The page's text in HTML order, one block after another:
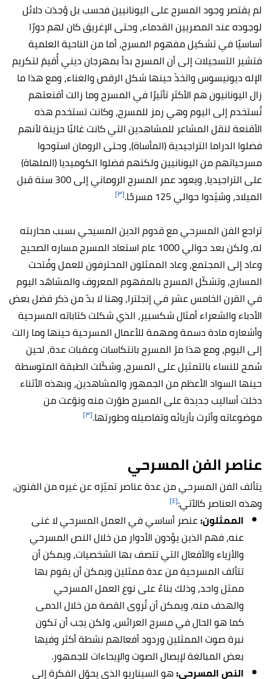
لم يقتصر وجود المسرح على اليونانيين فحسب بل وُجدَت دلائل
لوجوده عند المصريين القدماء، وحتى الإغريق كان لهم دورًا
أساسيًا في تشكيل مفهوم المسرح، أما من الناحية العلمية
فتشير التسجيلات إلى أن المسرح بدأ بمهرجان ديني أُقيمَ لتكريم
الإله ديونيسوس واتخذَ حينها شكل الرقص والغناء، ومع هذا ما
زال اليونانيون هم الأكثر تأثيرًا في المسرح وما زالت أقنعتهم
تُستخدم إلى اليوم وهي رمز للمسرح، وكانت تستخدم هذه
الأقنعة لنقل المشاعر للمشاهدين التي كانت غالبًا حزينة لأنهم
فضلوا الدراما التراجيدية (المأساة)، وحتى الرومان استوحوا
مسرحياتهم من اليونانيين ولكنهم فضلوا الكوميديا (الملهاة)
على التراجيديا، ويعود عمر المسرح الروماني إلى 300 سنة قبل
الميلاد، وشيّدوا حوالي 125 مسرحًا.
[٣]
تراجع الفن المسرحي مع قدوم الدين المسيحي بسبب محاربته
له، ولكن بعد حوالي 1000 عام استعاد المسرح مساره الصحيح
وعاد إلى المجتمع، وعاد الممثلون المحترفون للعمل وفُتحت
المسارح، وتشكّل المسرح بالمفهوم المعروف والمشاهَد اليوم
في القرن الخامس عشر في إنجلترا، وهنا لا بدّ من ذكر فضل بعض
الأدباء والشعراء أمثال شكسبير، الذي شكلت كتاباته المسرحية
وأشعاره مادة دسمة ومهمة للأعمال المسرحية حينها وما زالت
إلى اليوم، ومع هذا مرّ المسرح بانتكاسات وعقبات عدة، لحين
سُمح للنساء بالتمثيل على المسرح، وشكّلت الطبقة المتوسطة
حينها السواد الأعظم من الجمهور والمشاهدين، وبهذه الأثناء
دخلت أساليب جديدة على المسرح طوّرت منه ونوّعت من
موضوعاته وأثرت بأزيائه وتفاصيله وطورتها.[٣]
عناصر الفن المسرحي
يتألف الفن المسرحي من عدة عناصر تميّزه عن غيره من الفنون،
وهذه العناصر كالآتي:[٤]
الممثلون:عنصر أساسي في العمل المسرحي لا غنى
عنه، فهم الذين يؤدون الأدوار من خلال النص المسرحي
والأزياء والأفعال التي تتصف بها الشخصيات، ويمكن أن
تتألف المسرحية من عدة ممثلين ويمكن أن يقوم بها
ممثل واحد، وذلك بناءً على نوع العمل المسرحي
والهدف منه، ويمكن أن تُروى القصة من خلال الدمى
كما هو الحال في مسرح العرائس، ولكن يجب أن تكون
نبرة صوت الممثلين وردود أفعالهم نشطة أكثر وفيها
بعض المبالغة لإيصال الصوت والإيحاءات للجمهور.
النص المسرحي:هو السيناريو الذي يحوّل الفكرة إلى